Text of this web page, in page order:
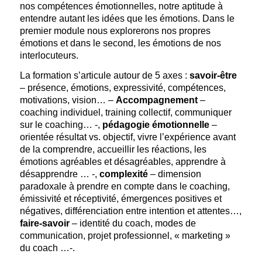
nos compétences émotionnelles, notre aptitude à
entendre autant les idées que les émotions. Dans le
premier module nous explorerons nos propres
émotions et dans le second, les émotions de nos
interlocuteurs.
La formation s’articule autour de 5 axes : savoir-être
– présence, émotions, expressivité, compétences,
motivations, vision… – Accompagnement–
coaching individuel, training collectif, communiquer
sur le coaching… -, pédagogie émotionnelle–
orientée résultat vs. objectif, vivre l’expérience avant
de la comprendre, accueillir les réactions, les
émotions agréables et désagréables, apprendre à
désapprendre … -, complexité– dimension
paradoxale à prendre en compte dans le coaching,
émissivité et réceptivité, émergences positives et
négatives, différenciation entre intention et attentes…,
faire-savoir– identité du coach, modes de
communication, projet professionnel, « marketing »
du coach …-.